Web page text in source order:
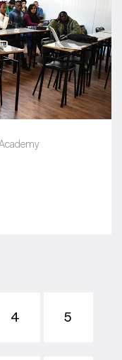
4 5